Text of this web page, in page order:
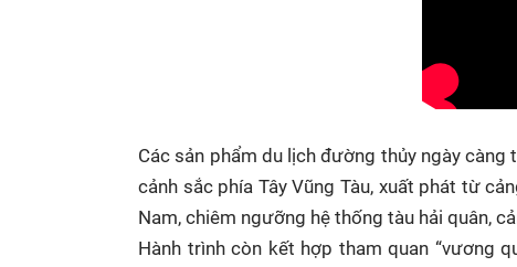
Các sản phẩm du lịch đường thủy ngày
cảnh sắc phía Tây Vũng Tàu, xuất phát từ
Nam, chiêm ngưỡng hệ thống tàu hải quân,
Hành trình còn kết hợp tham quan “vương